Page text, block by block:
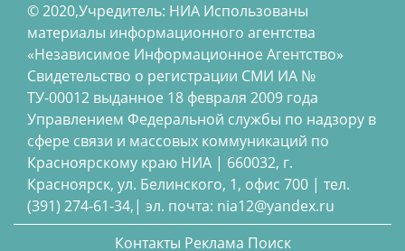
© 2020,Учредитель: НИА Использованы
материалы информационного агентства
«Независимое Информационное Агентство»
Свидетельство о регистрации СМИ ИА №
ТУ-00012 выданное 18 февраля 2009 года
Управлением Федеральной службы по надзору в
сфере связи и массовых коммуникаций по
Красноярскому краю НИА | 660032, г.
Красноярск, ул. Белинского, 1, офис 700 | тел.
(391) 274-61-34,| эл. почта: nia12@yandex.ru
Контакты Реклама Поиск